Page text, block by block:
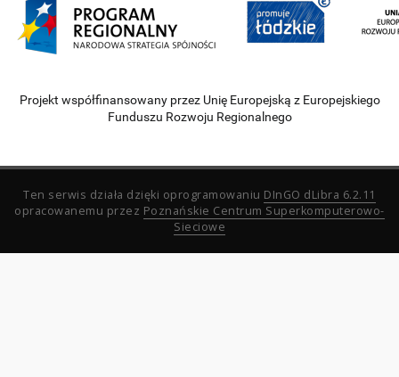
Projekt współfinansowany przez Unię Europejską z Europejskiego
Funduszu Rozwoju Regionalnego
Ten serwis działa dzięki oprogramowaniu DInGO dLibra 6.2.11
opracowanemu przez Poznańskie Centrum Superkomputerowo-
Sieciowe